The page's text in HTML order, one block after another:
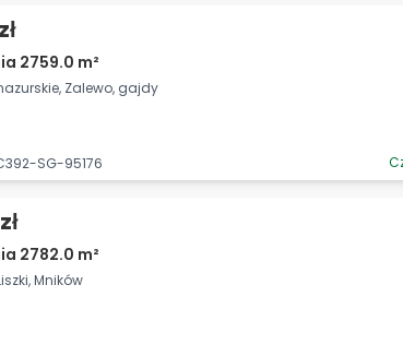
2759.0 m²
Zalewo, gajdy
SG-95176
2782.0 m²
Mników